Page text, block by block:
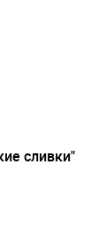
сливки"